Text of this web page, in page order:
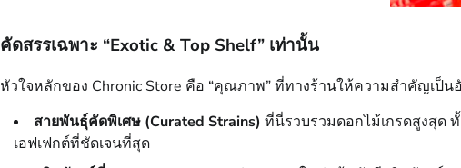
คัดสรรเฉพาะ “Exotic & Top Shelf” เท่านั้น
หัวใจหลักของ Chronic Store คือ “คุณภาพ” ที่ทางร้านให้ความสำคัญเป็น
สายพันธุ์คัดพิเศษ (Curated Strains) ที่นี่รวบรวมดอกไม้เกรดสูงสุด
เอฟเฟกต์ที่ชัดเจนที่สุด